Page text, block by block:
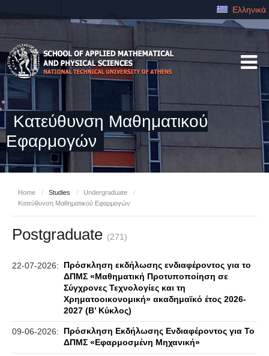
Ελληνικά
Κατεύθυνση Μαθηματικού
Εφαρμογών
Home / Studies / Undergraduate
/
Κατεύθυνση Μαθηματικού Εφαρμογών
Postgraduate (271)
22-07-2026:
Πρόσκληση εκδήλωσης ενδιαφέροντος για το
ΔΠΜΣ «Μαθηματική Προτυποποίηση σε
Σύγχρονες Τεχνολογίες και τη
Χρηματοοικονομική» ακαδημαϊκό έτος 2026-
2027 (B’ Kύκλος)
09-06-2026:
Πρόσκληση Εκδήλωσης Ενδιαφέροντος για Το
ΔΠΜΣ «Εφαρμοσμένη Μηχανική»